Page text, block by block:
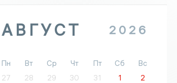
АВГУСТ 2026
Пн Вт Ср Чт Пт Сб
Вс
27
28 29 30 31 1
2